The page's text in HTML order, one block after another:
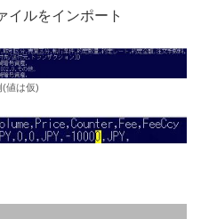
イルをインポート
(値は仮)